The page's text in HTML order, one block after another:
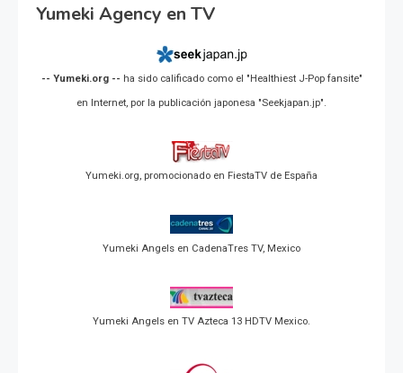
Yumeki Agency en TV
-- Yumeki.org -- ha sido calificado como el "Healthiest J-Pop fansite"
en Internet, por la publicación japonesa "Seekjapan.jp".
Yumeki.org, promocionado en FiestaTV de España
Yumeki Angels en CadenaTres TV, Mexico
Yumeki Angels en TV Azteca 13 HDTV Mexico.